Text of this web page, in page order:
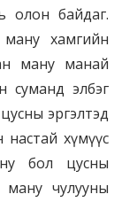
олон байдаг.
хамгийн
ману манай
суманд элбэг
эргэлтэд
настай хүмүүс
бол цусны
ману чулууны